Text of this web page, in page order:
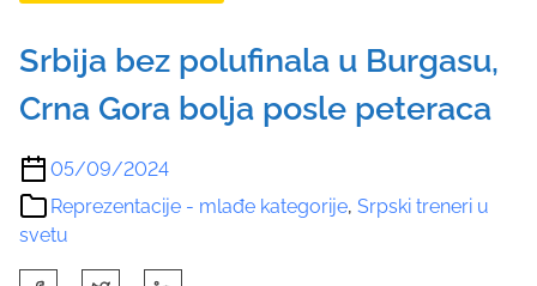
Srbija bez polufinala u Burgasu,
Crna Gora bolja posle peteraca
05/09/2024
Reprezentacije - mlađe kategorije, Srpski treneri u
svetu